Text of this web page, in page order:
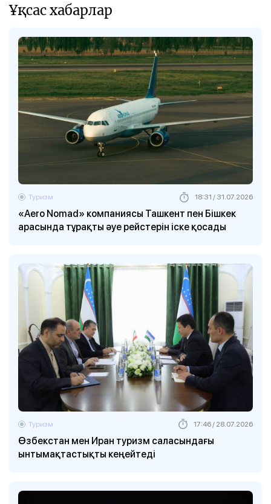
Ұқсас хабарлар
«Aero Nomad» компаниясы Ташкент пен Бішкек
арасында тұрақты әуе рейстерін іске қосады
Туризм 18:31 / 31.07.2026
Өзбекстан мен Иран туризм саласындағы
ынтымақтастықты кеңейтеді
Туризм 17:46 / 28.07.2026